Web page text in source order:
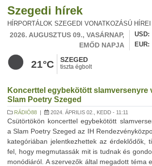
Szegedi hírek
HÍRPORTÁLOK SZEGEDI VONATKOZÁSÚ
2026. AUGUSZTUS 09., VASÁRNAP,
EMŐD NAPJA
USD
EUR
21°C SZEGED
tiszta égbolt
Koncerttel egybekötött slamversenyre
Slam Poetry Szeged
RÁDIÓ88 | 2024. ÁPRILIS 02., KEDD - 11:11
Csütörtökön koncerttel egybekötött
a Slam Poetry Szeged az IH
kategóriában jelentkezhettek az érdeklődők,
fel, hogy megmutassák mit is tudnak és
monódiáról. A szervezők által megadott téma